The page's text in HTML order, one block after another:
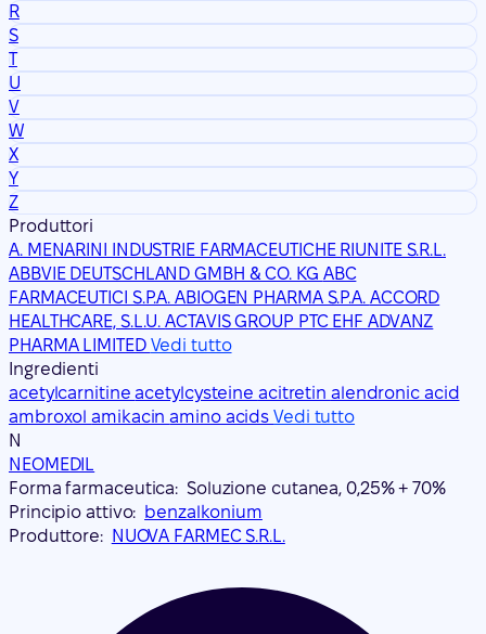
R
S
T
U
V
W
X
Y
Z
Produttori
A. MENARINI INDUSTRIE FARMACEUTICHE RIUNITE S.R.L.
ABBVIE DEUTSCHLAND GMBH & CO. KG ABC
FARMACEUTICI S.P.A. ABIOGEN PHARMA S.P.A. ACCORD
HEALTHCARE, S.L.U.ACTAVIS GROUP PTC EHF ADVANZ
PHARMA LIMITED Vedi tutto
Ingredienti
acetylcarnitineacetylcysteine acitretin alendronic acid
ambroxolamikacinamino acidsVedi tutto
N
NEOMEDIL
Forma farmaceutica: Soluzione cutanea, 0,25% + 70%
Principio attivo: benzalkonium
Produttore: NUOVA FARMEC S.R.L.